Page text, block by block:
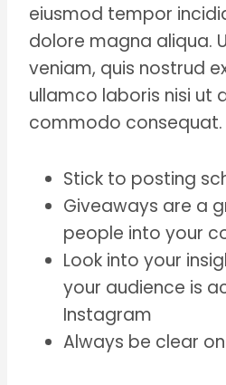
eiusmod tempor
dolore magna aliqua.
veniam, quis nostrud
ullamco laboris nisi ut
commodo consequat.
Stick to posting
Giveaways are a
people into your
Look into your
your audience is
Instagram
Always be clear